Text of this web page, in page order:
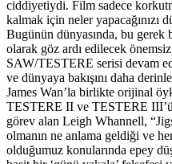
ciddiyetiydi. Film sadece
kalmak için neler yapacağınızı
Bugünün dünyasında, bu
olarak göz ardı edilecek
SAW/TESTERE serisi devam
ve dünyaya bakışını daha
James Wan’la birlikte orijinal
TESTERE II ve TESTERE
görev alan Leigh Whannell,
olmanın ne anlama geldiği ve
olduğumuz konularında epey